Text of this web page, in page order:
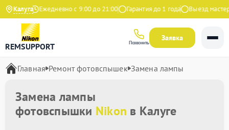
Калуга
Яндекс Ежедневно с 9:00 до 21:00 Гарантия до 1 года Выезд мастера
REMSUPPORT Позвонить
Заявка
Главная Ремонт фотовспышек Замена лампы
Замена лампы
фотовспышки Nikon в Калуге